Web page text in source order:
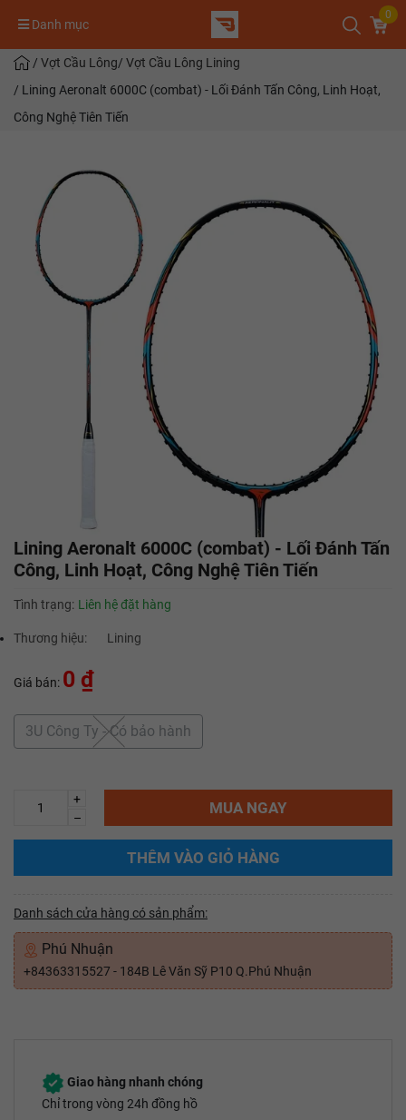
Danh mục
0
/ Vợt Cầu Lông/ Vợt Cầu Lông Lining
/ Lining Aeronalt 6000C (combat) - Lối Đánh Tấn Công, Linh Hoạt,
Công Nghệ Tiên Tiến
Lining Aeronalt 6000C (combat) - Lối Đánh Tấn
Công, Linh Hoạt, Công Nghệ Tiên Tiến
Tình trạng: Liên hệ đặt hàng
Thương hiệu: Lining
Giá bán: 0 ₫
3U Công Ty - Có bảo hành
+
–
MUA NGAY
THÊM VÀO GIỎ HÀNG
Danh sách cửa hàng có sản phẩm:
Phú Nhuận
+84363315527 - 184B Lê Văn Sỹ P10 Q.Phú Nhuận
Giao hàng nhanh chóng
Chỉ trong vòng 24h đồng hồ